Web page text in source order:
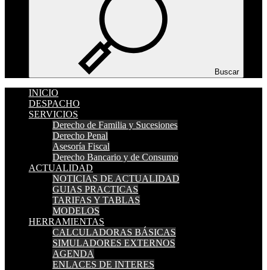
Buscar
INICIO
DESPACHO
SERVICIOS
Derecho de Familia y Sucesiones
Derecho Penal
Asesoría Fiscal
Derecho Bancario y de Consumo
ACTUALIDAD
NOTICIAS DE ACTUALIDAD
GUIAS PRACTICAS
TARIFAS Y TABLAS
MODELOS
HERRAMIENTAS
CALCULADORAS BÁSICAS
SIMULADORES EXTERNOS
AGENDA
ENLACES DE INTERES